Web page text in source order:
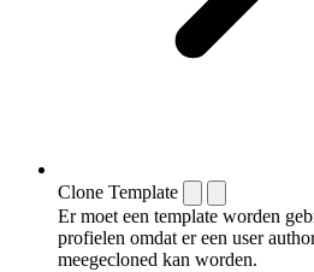
Clone Template
Er moet een template worden
profielen omdat er een user
meegecloned kan worden.